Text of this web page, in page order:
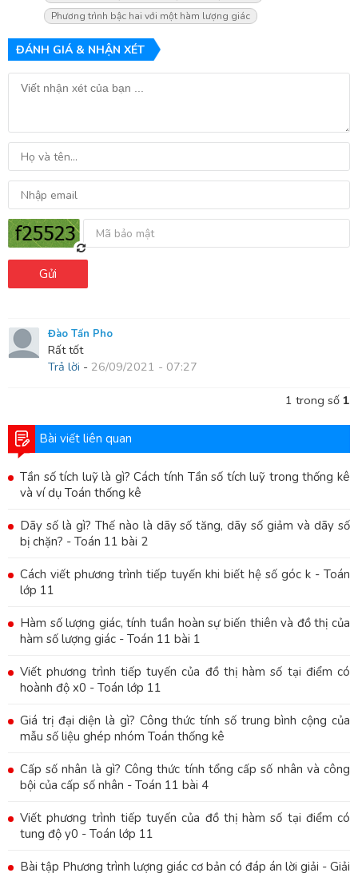
Phương trình bậc hai với một hàm lượng giác
ĐÁNH GIÁ & NHẬN XÉT
Gửi
Đào Tấn Pho
Rất tốt
Trả lời - 26/09/2021 - 07:27
1 trong số 1
Bài viết liên quan
Tần số tích luỹ là gì? Cách tính Tần số tích luỹ trong thống kê
và ví dụ Toán thống kê
Dãy số là gì? Thế nào là dãy số tăng, dãy số giảm và dãy số
bị chặn? - Toán 11 bài 2
Cách viết phương trình tiếp tuyến khi biết hệ số góc k - Toán
lớp 11
Hàm số lượng giác, tính tuần hoàn sự biến thiên và đồ thị của
hàm số lượng giác - Toán 11 bài 1
Viết phương trình tiếp tuyến của đồ thị hàm số tại điểm có
hoành độ x0 - Toán lớp 11
Giá trị đại diện là gì? Công thức tính số trung bình cộng của
mẫu số liệu ghép nhóm Toán thống kê
Cấp số nhân là gì? Công thức tính tổng cấp số nhân và công
bội của cấp số nhân - Toán 11 bài 4
Viết phương trình tiếp tuyến của đồ thị hàm số tại điểm có
tung độ y0 - Toán lớp 11
Bài tập Phương trình lượng giác cơ bản có đáp án lời giải - Giải